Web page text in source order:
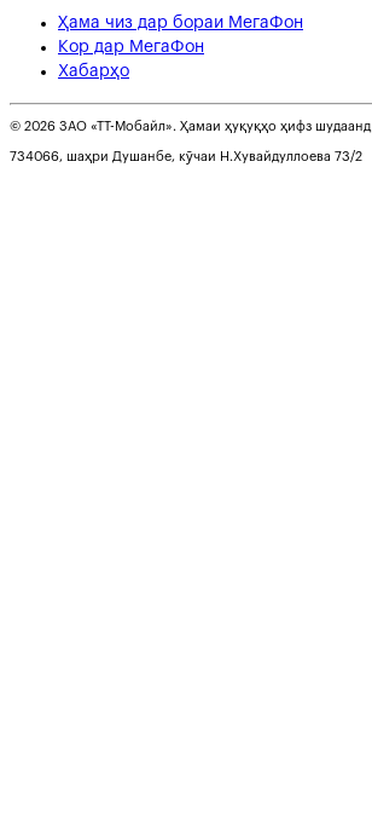
Ҳама чиз дар бораи МегаФон
Кор дар МегаФон
Хабарҳо
© 2026 ЗАО «ТТ-Мобайл». Ҳамаи ҳуқуқҳо ҳифз шудаанд
734066, шаҳри Душанбе, кӯчаи Н.Хувайдуллоева 73/2